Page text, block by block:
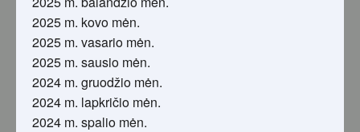
2025 m. kovo mėn.
2025 m. vasario mėn.
2025 m. sausio mėn.
2024 m. gruodžio mėn.
2024 m. lapkričio mėn.
2024 m. spalio mėn.